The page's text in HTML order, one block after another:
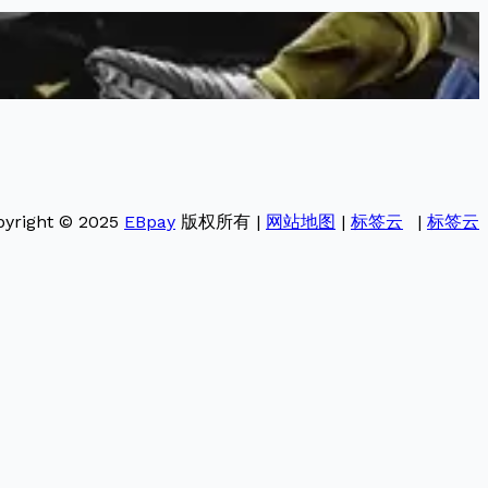
© 2025 EBpay 版权所有 | 网站地图 | 标签云 | 标签云